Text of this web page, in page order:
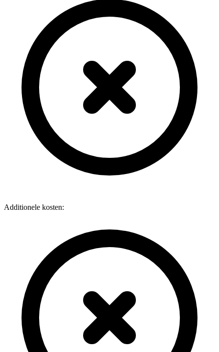
Additionele kosten: